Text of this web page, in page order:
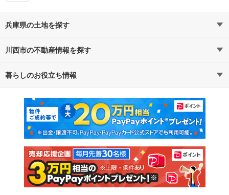
兵庫県の土地を探す
路線・駅から探す
通勤・通学時間から探す
川西市の不動産情報を探す
不動産・住宅
新築マンション 中古マンション
新築一戸建て 中古一戸建て
注文住宅 土地
売却査定
暮らしのお役立ち情報
マンションカタログ 教えて！住まいの先生